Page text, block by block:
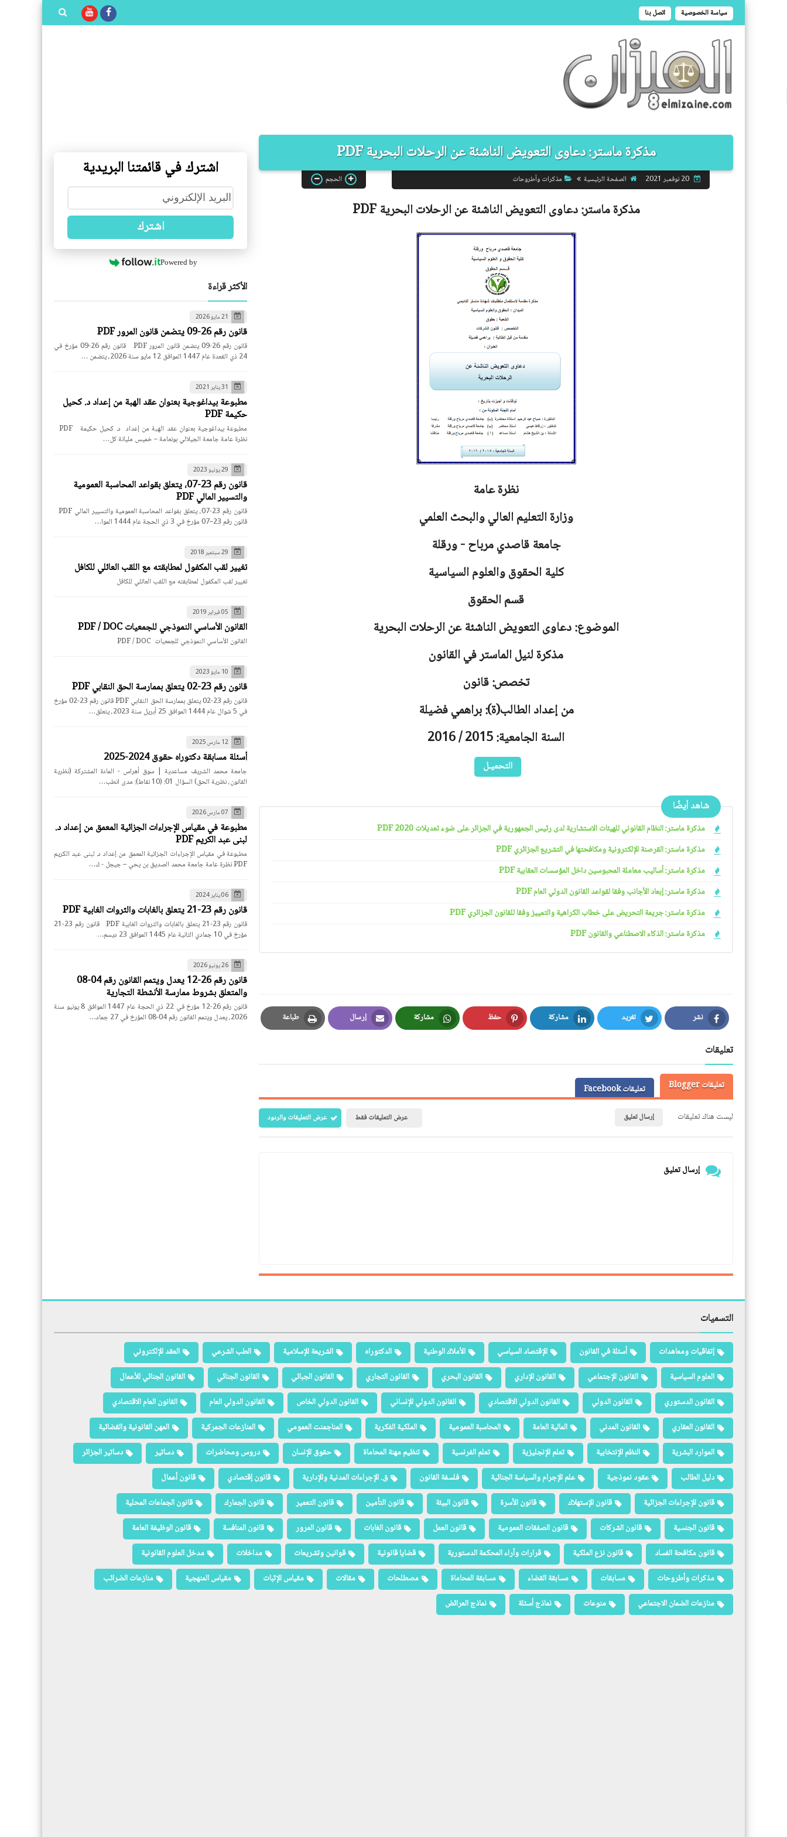
سياسة الخصوصية اتصل بنا
مذكرة ماستر: دعاوى التعويض الناشئة عن الرحلات البحرية PDF
20 نوفمبر 2021 الصفحة الرئيسية مذكرات وأطروحات الحجم
مذكرة ماستر:دعاوى التعويض الناشئة عن الرحلات البحرية PDF
نظرة عامة
وزارة التعليم العالي والبحث العلمي
جامعةقاصدي مرباح - ورقلة
كلية الحقوق والعلوم السياسية
قسم الحقوق
الموضوع: دعاوى التعويض الناشئة عن الرحلات البحرية
مذكرة لنيل الماستر في القانون
تخصص: قانون
من إعداد الطالب(ة): براهمي فضيلة
السنة الجامعية: 2015 / 2016
التحميـل
شاهد أيضًا
مذكرة ماستر: النظام القانوني للهيئات الاستشارية لدى رئيس الجمهورية في الجزائر على ضوء تعديلات 2020 PDF
مذكرة ماستر: القرصنة الإلكترونية ومكافحتها في التشريع الجزائري PDF
مذكرة ماستر: أساليب معاملة المحبوسين داخل المؤسسات العقابية PDF
مذكرة ماستر: إبعاد الأجانب وفقا لقواعد القانون الدولي العام PDF
مذكرة ماستر: جريمة التحريض على خطاب الكراهية والتمييز وفقا للقانون الجزائري PDF
مذكرة ماستر: الذكاء الاصطناعي والقانون PDF
نشر
Facebook
تغريد
Twitter
مشاركة
LinkedIn
حفظ
Pinterest
مشاركة
Whatsapp
إرسال
Email
طباعة
Print
تعليقات
تعليقات Blogger
تعليقات Facebook
ليست هناك تعليقات
إرسال تعليق عرض التعليقات فقط عرض التعليقات والردود
إرسال تعليق
اشترك في قائمتنا البريدية
اشترك
Powered by
الأكثر قراءة
21 مايو 2026
قانون رقم 26-09 يتضمن قانون المرور PDF
قانون رقم 26-09 يتضمن قانون المرور PDF قانون رقم 26-09 مؤرخ في
24 ذي القعدة عام 1447 الموافق 12 مايو سنة 2026، يتضمن …
31 يناير 2021
مطبوعة بيداغوجية بعنوان عقد الهبة من إعداد د. كحيل
حكيمة PDF
نظرة عامة جامعة الجيلالي بونعامة – خميس مليانة كل…
29 يونيو 2023
قانون رقم 23-07، يتعلق بقواعد المحاسبة العمومية
والتسيير المالي PDF
قانون رقم 23–07 مؤرخ في 3 ذي الحجة عام 1444 الموا…
29 سبتمبر 2018
تغيير لقب المكفول لمطابقته مع اللقب العائلي للكافل
تغيير لقب المكفول لمطابقته مع اللقب العائلي للكافل
05 فبراير 2019
القانون الأساسي النموذجي للجمعيات PDF / DOC
القانون الأساسي النموذجي للجمعيات PDF / DOC
10 مايو 2023
قانون رقم 23-02 يتعلق بممارسة الحق النقابي PDF
قانون رقم 23-02 يتعلق بممارسة الحق النقابي PDF قانون رقم 23-02 مؤرخ
في 5 شوال عام 1444 الموافق 25 أبريل سنة 2023، يتعلق…
12 مارس 2025
أسئلة مسابقة دكتوراه حقوق 2024-2025
جامعة محمد الشريف مساعدية | سوق أهراس - المادة المشتركة (نظرية
القانون، نظرية الحق) السؤال 01: (10 نقاط): مدى انطب…
07 مارس 2026
مطبوعة في مقياس الإجراءات الجزائية المعمق من إعداد د.
لبنى عبد الكريم PDF
مطبوعة في مقياس الإجراءات الجزائية المعمق من إعداد د. لبنى عبد الكريم
PDF نظرة عامة جامعة محمد الصديق بن يحي – جيجل - ك…
06 يناير 2024
قانون رقم 23-21 يتعلق بالغابات والثروات الغابية PDF
قانون رقم 23-21 يتعلق بالغابات والثروات الغابية PDF قانون رقم 23-21
مؤرخ في 10 جمادي الثانية عام 1445 الموافق 23 ديسم…
26 يونيو 2026
قانون رقم 26-12 يعدل ويتمم القانون رقم 04-08
والمتعلق بشروط ممارسة الأنشطة التجارية
قانون رقم 26-12 مؤرخ في 22 ذي الحجة عام 1447 الموافق 8 يونيو سنة
2026، يعدل ويتمم القانون رقم 04-08 المؤرخ في 27 جماد…
التسميات
إتفاقيات ومعاهدات أسئلة في القانون الإقتصاد السياسي الأملاك الوطنية الدكتوراه الشريعة الإسلامية الطب الشرعي
العقد الإلكتروني
العلوم السياسية
القانون الإجتماعي القانون الإداري القانون البحري القانون التجاري القانون الجبائي القانون الجنائي
القانون الجنائي للأعمال
القانون الدستوري
القانون الدولي القانون الدولي الاقتصادي القانون الدولي الإنساني القانون الدولي الخاص القانون الدولي العام
القانون العام الاقتصادي
القانون العقاري
القانون المدني المالية العامة المحاسبة العمومية الملكية الفكرية المناجمنت العمومي المنازعات الجمركية
المهن القانونية والقضائية
الموارد البشرية
النظم الإنتخابية تعلم الإنجليزية تعلم الفرنسية تنظيم مهنة المحاماة حقوق الإنسان دروس ومحاضرات دساتير
دساتير الجزائر
دليل الطالب
عقود نموذجية علم الإجرام والسياسة الجنائية فلسفة القانون ق. الإجراءات المدنية والإدارية قانون إقتصادي
قانون أعمال
قانون الإجراءات الجزائية
قانون الإستهلاك قانون الأسرة قانون البيئة قانون التأمين قانون التعمير قانون الجمارك
قانون الجماعات المحلية
قانون الجنسية
قانون الشركات قانون الصفقات العمومية قانون العمل قانون الغابات قانون المرور قانون المنافسة
قانون الوظيفة العامة
قانون مكافحة الفساد
قانون نزع الملكية قرارات وآراء المحكمة الدستورية قضايا قانونية قوانين وتشريعات مداخلات
مدخل العلوم القانونية
مذكرات وأطروحات
مسابقات مسابقة القضاء مسابقة المحاماة مصطلحات مقالات مقياس الإثبات مقياس المنهجية
منازعات الضرائب
منازعات الضمان الاجتماعي
منوعات نماذج أسئلة نماذج العرائض